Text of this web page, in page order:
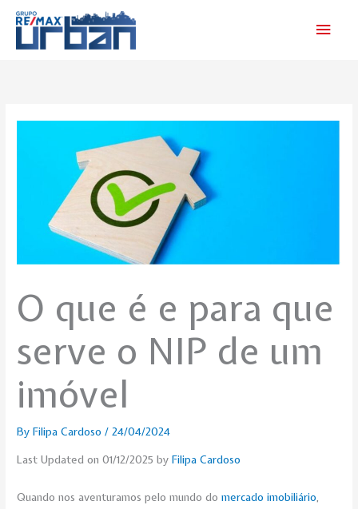
Skip
content
O que é e para que
serve o NIP de um
imóvel
ByFilipa Cardoso/24/04/2024
Last Updated on 01/12/2025 byFilipa Cardoso
Quando nos aventuramos pelo mundo domercado imobiliário,